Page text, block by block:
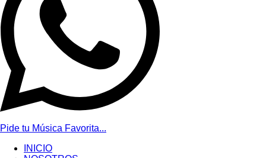
Pide tu Música Favorita...
INICIO